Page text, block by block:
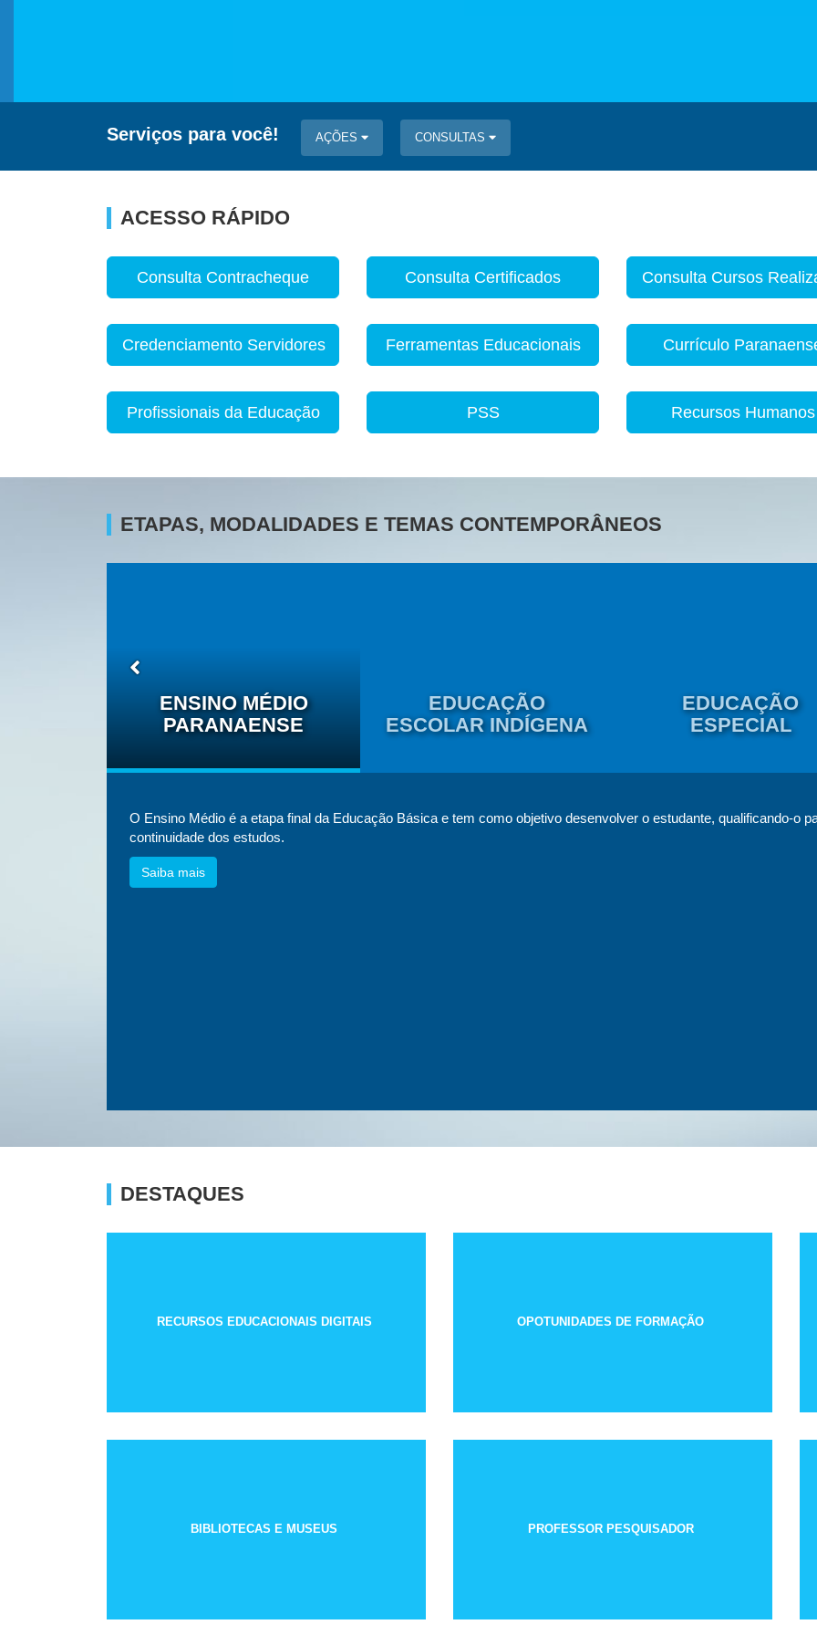
Serviços para você! AÇÕES CONSULTAS
ACESSO RÁPIDO
Consulta Contracheque Consulta Certificados Consulta Cursos
Credenciamento Servidores Ferramentas Educacionais Currículo
Profissionais da Educação PSS Recursos Humanos
ETAPAS, MODALIDADES E TEMAS CONTEMPORÂNEOS
ENSINO MÉDIO
PARANAENSE
EDUCAÇÃO
ESCOLAR INDÍGENA
EDUCAÇÃO
ESPECIAL
O Ensino Médio é a etapa final da Educação Básica e tem como objetivo desenvolver o estudante, qualificando-o
continuidade dos estudos.
Saiba mais
DESTAQUES
RECURSOS EDUCACIONAIS DIGITAIS OPOTUNIDADES DE FORMAÇÃO
BIBLIOTECAS E MUSEUS PROFESSOR PESQUISADOR